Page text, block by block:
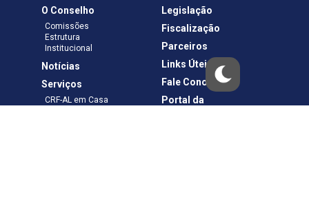
O Conselho
Comissões
Estrutura
Institucional
Notícias
Serviços
CRF-AL em Casa
Legislação
Fiscalização
Parceiros
Links Úteis
Fale Conosco
Portal da